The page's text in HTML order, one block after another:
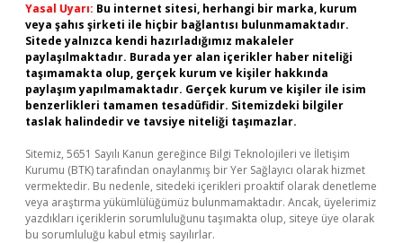
Yasal Uyarı: Bu internet sitesi, herhangi bir marka, kurum
veya şahıs şirketi ile hiçbir bağlantısı bulunmamaktadır.
Sitede yalnızca kendi hazırladığımız makaleler
paylaşılmaktadır. Burada yer alan içerikler haber niteliği
taşımamakta olup, gerçek kurum ve kişiler hakkında
paylaşım yapılmamaktadır. Gerçek kurum ve kişiler ile isim
benzerlikleri tamamen tesadüfidir. Sitemizdeki bilgiler
taslak halindedir ve tavsiye niteliği taşımazlar.
Sitemiz, 5651 Sayılı Kanun gereğince Bilgi Teknolojileri ve İletişim
Kurumu (BTK) tarafından onaylanmış bir Yer Sağlayıcı olarak hizmet
vermektedir. Bu nedenle, sitedeki içerikleri proaktif olarak denetleme
veya araştırma yükümlülüğümüz bulunmamaktadır. Ancak, üyelerimiz
yazdıkları içeriklerin sorumluluğunu taşımakta olup, siteye üye olarak
bu sorumluluğu kabul etmiş sayılırlar.